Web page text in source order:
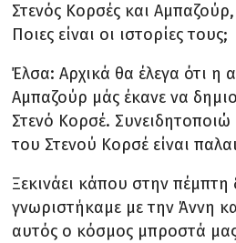
Στενός Κορσές και
Ποιες είναι οι ιστορίες τους;
Έλσα: Αρχικά θα έλεγα ότι η
Αμπαζούρ μάς έκανε να
Στενό Κορσέ.
του Στενού Κορσέ είναι
Ξεκινάει κάπου στην
γνωριστήκαμε με την Άννη
αυτός ο κόσμος μπροστά